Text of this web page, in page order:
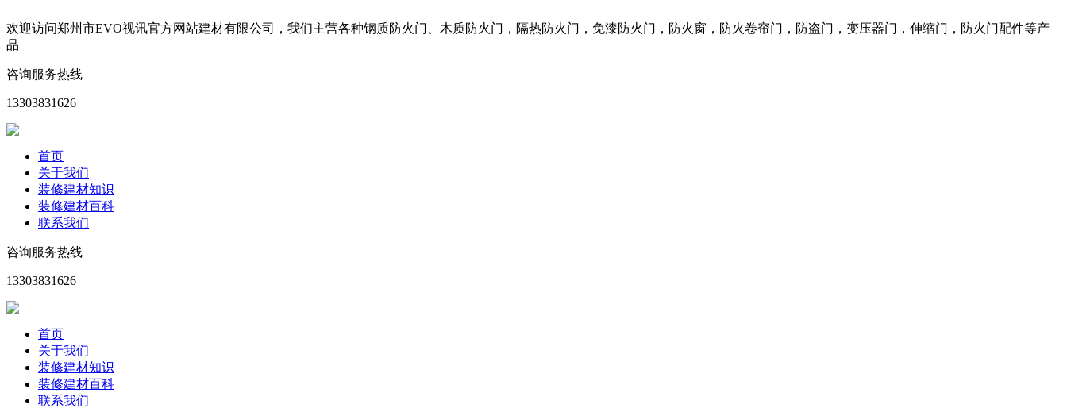
欢迎访问郑州市EVO视讯官方网站建材有限公司，我们主营各种钢质防火门、木质防火门，隔热防火门，免漆防火门，防火窗，防火卷帘门，防盗门，变压器门，伸缩门，防火门配件等产
品
咨询服务热线
13303831626
首页
关于我们
装修建材知识
装修建材百科
联系我们
咨询服务热线
13303831626
首页
关于我们
装修建材知识
装修建材百科
联系我们